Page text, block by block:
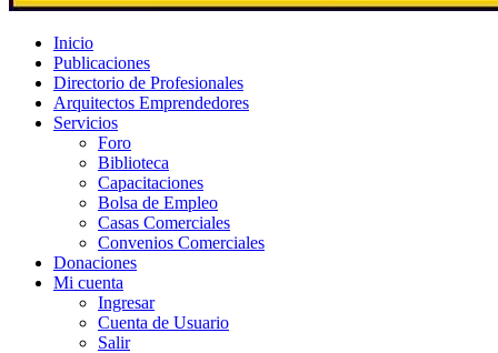
Inicio
Publicaciones
Directorio de Profesionales
Arquitectos Emprendedores
Servicios
Foro
Biblioteca
Capacitaciones
Bolsa de Empleo
Casas Comerciales
Convenios Comerciales
Donaciones
Mi cuenta
Ingresar
Cuenta de Usuario
Salir